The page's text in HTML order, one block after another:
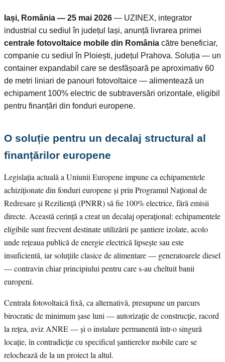
Iași, România — 25 mai 2026 — UZINEX, integrator
industrial cu sediul în județul Iași, anunță livrarea primei
centrale fotovoltaice mobile din România către beneficiar,
companie cu sediul în Ploiești, județul Prahova. Soluția — un
container expandabil care se desfășoară pe aproximativ 60
de metri liniari de panouri fotovoltaice — alimentează un
echipament 100% electric de subtraversări orizontale, eligibil
pentru finanțări din fonduri europene.
O soluție pentru un decalaj structural al
finanțărilor europene
Legislația actuală a Uniunii Europene impune ca echipamentele
achiziționate din fonduri europene și prin Programul Național de
Redresare și Reziliență (PNRR) să fie 100% electrice, fără emisii
directe. Această cerință a creat un decalaj operațional: echipamentele
eligibile sunt frecvent destinate utilizării pe șantiere izolate, acolo
unde rețeaua publică de energie electrică lipsește sau este
insuficientă, iar soluțiile clasice de alimentare — generatoarele diesel
— contravin chiar principiului pentru care s-au cheltuit banii
europeni.
Centrala fotovoltaică fixă, ca alternativă, presupune un parcurs
birocratic de minimum șase luni — autorizație de construcție, racord
la rețea, aviz ANRE — și o instalare permanentă într-o singură
locație, în contradicție cu specificul șantierelor mobile care se
relochează de la un proiect la altul.